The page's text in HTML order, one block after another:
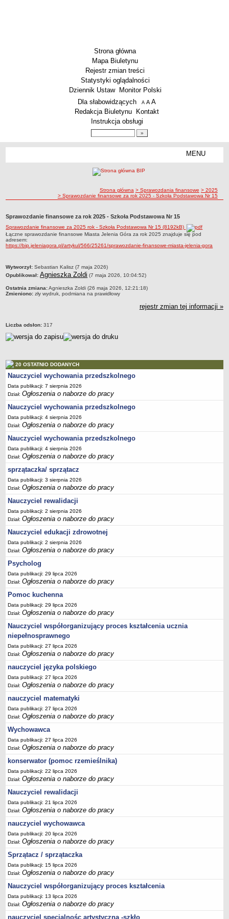
Strona główna
Mapa Biuletynu
Rejestr zmian treści
Statystyki oglądalności
Dziennik Ustaw
Monitor Polski
Menu dodatkowe
Dla słabowidzących A pomniejsz czcionkę
A standardowy rozmiar czcionki
A
Redakcja Biuletynu
Kontakt
Instrukcja obsługi
MENU
Szkoły podstawowe
Szkoły ponadpodstawowe
Inne placówki
PRACA W PLACÓWKACH OŚWIATWYCH
SPRAWOZDANIA FINANSOWE
2019
2021
2022
2024
2025
OGŁOSZENIA
DEKLARACJA DOSTĘPNOŚCI
2021
2025
RAPORTY O STANIE DOSTĘPNOŚCI
ścieżka nawigacji
Strona główna > Sprawozdania finansowe > 2025
> Sprawozdanie finansowe za rok 2025 - Szkoła Podstawowa Nr 15
Sprawozdanie finansowe za rok 2025 - Szkoła Podstawowa Nr 15
Sprawozdanie finansowe za 2025 rok - Szkoła Podstawowa Nr 15 (8192kB)
Łączne sprawozdanie finansowe Miasta Jelenia Góra za rok 2025 znajduje się pod
adresem:
https://bip.jeleniagora.pl/artykul/566/25261/sprawozdanie-finansowe-miasta-jelenia-gora
metryczka
Wytworzył: Sebastian Kalisz (7 maja 2026)
Opublikował: Agnieszka Zoldi (7 maja 2026, 10:04:52)
Ostatnia zmiana:Agnieszka Zoldi (26 maja 2026, 12:21:18)
Zmieniono: zły wydruk, podmiana na prawidłowy
rejestr zmian tej informacji »
Liczba odsłon: 317
20 OSTATNIO DODANYCH
Nauczyciel wychowania przedszkolnego
Data publikacji: 7 sierpnia 2026
Dział:Ogłoszenia o naborze do pracy
Nauczyciel wychowania przedszkolnego
Data publikacji: 4 sierpnia 2026
Dział:Ogłoszenia o naborze do pracy
Nauczyciel wychowania przedszkolnego
Data publikacji: 4 sierpnia 2026
Dział:Ogłoszenia o naborze do pracy
sprzątaczka/ sprzątacz
Data publikacji: 3 sierpnia 2026
Dział:Ogłoszenia o naborze do pracy
Nauczyciel rewalidacji
Data publikacji: 2 sierpnia 2026
Dział:Ogłoszenia o naborze do pracy
Nauczyciel edukacji zdrowotnej
Data publikacji: 2 sierpnia 2026
Dział:Ogłoszenia o naborze do pracy
Psycholog
Data publikacji: 29 lipca 2026
Dział:Ogłoszenia o naborze do pracy
Pomoc kuchenna
Data publikacji: 29 lipca 2026
Dział:Ogłoszenia o naborze do pracy
Nauczyciel współorganizujący proces kształcenia ucznia
niepełnosprawnego
Data publikacji: 27 lipca 2026
Dział:Ogłoszenia o naborze do pracy
nauczyciel języka polskiego
Data publikacji: 27 lipca 2026
Dział:Ogłoszenia o naborze do pracy
nauczyciel matematyki
Data publikacji: 27 lipca 2026
Dział:Ogłoszenia o naborze do pracy
Wychowawca
Data publikacji: 27 lipca 2026
Dział:Ogłoszenia o naborze do pracy
konserwator (pomoc rzemieślnika)
Data publikacji: 22 lipca 2026
Dział:Ogłoszenia o naborze do pracy
Nauczyciel rewalidacji
Data publikacji: 21 lipca 2026
Dział:Ogłoszenia o naborze do pracy
nauczyciel wychowawca
Data publikacji: 20 lipca 2026
Dział:Ogłoszenia o naborze do pracy
Sprzątacz / sprzątaczka
Data publikacji: 15 lipca 2026
Dział:Ogłoszenia o naborze do pracy
Nauczyciel współorganizujący proces kształcenia
Data publikacji: 13 lipca 2026
Dział:Ogłoszenia o naborze do pracy
nauczyciel specjalnośc artystyczna -szkło